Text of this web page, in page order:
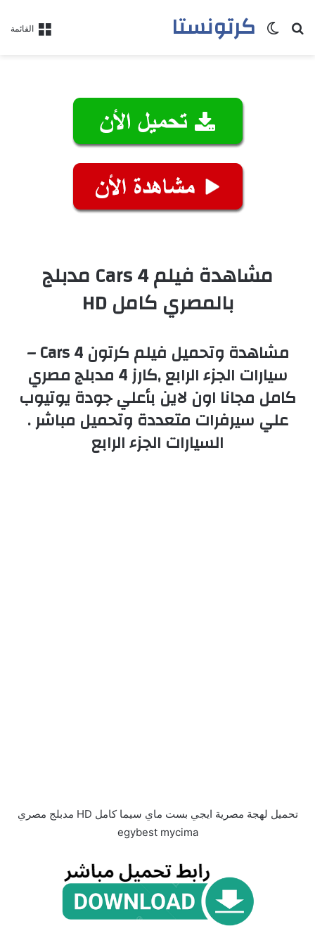
القائمة كرتونستابحث عنالوضع المظلم
مشاهدة فيلم Cars 4 مدبلج
بالمصري كامل HD
مشاهدة وتحميل فيلم كرتون Cars 4 –
سيارات الجزء الرابع ,كارز 4 مدبلج مصري
كامل مجانا اون لاين بأعلي جودة يوتيوب
علي سيرفرات متعددة وتحميل مباشر .
السيارات الجزء الرابع
تحميل لهجة مصرية ايجي بست ماي سيما كامل HD مدبلج مصري
egybest mycima